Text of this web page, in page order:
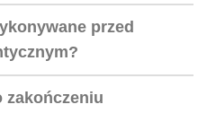
przed
zakończeniu